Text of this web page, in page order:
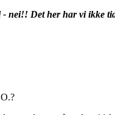
nei!! Det her har vi ikke